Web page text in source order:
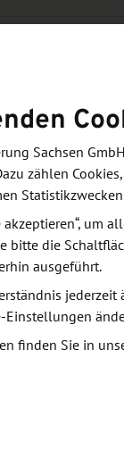
des
den
MEMS,
Sachsen
zählen
um
bitte die
ausgeführt.
Einstellungen
finden Sie in